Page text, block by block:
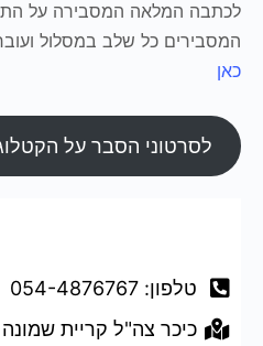
לכתבה המלאה המסבירה על
המסבירים כל שלב במסלול
כאן
לסרטוני הסבר על
טלפון: 054-4876767
כיכר צה"ל קריית שמונה ת.ד